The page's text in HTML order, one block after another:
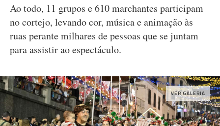
Ao todo, 11 grupos e 610 marchantes participam
no cortejo, levando cor, música e animação às
ruas perante milhares de pessoas que se juntam
para assistir ao espectáculo.
VER GALERIA